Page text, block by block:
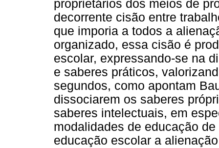
proprietários dos meios de
decorrente cisão entre
que imporia a todos a
organizado, essa cisão é
escolar, expressando-se na
e saberes práticos,
segundos, como apontam
dissociarem os saberes
saberes intelectuais, em
modalidades de educação
educação escolar a